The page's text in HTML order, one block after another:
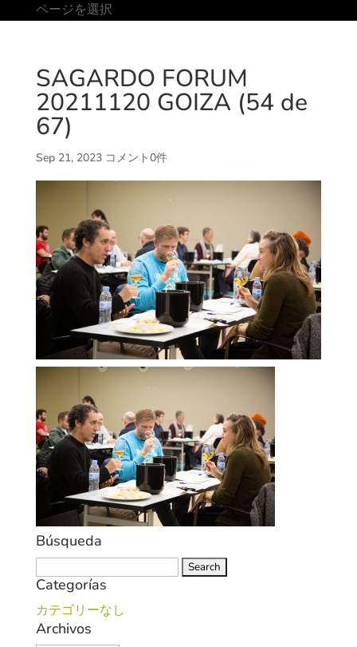
ページを選択
SAGARDO FORUM
20211120 GOIZA (54 de
67)
Sep 21, 2023 コメント0件
Búsqueda
for:
Categorías
カテゴリーなし
Archivos